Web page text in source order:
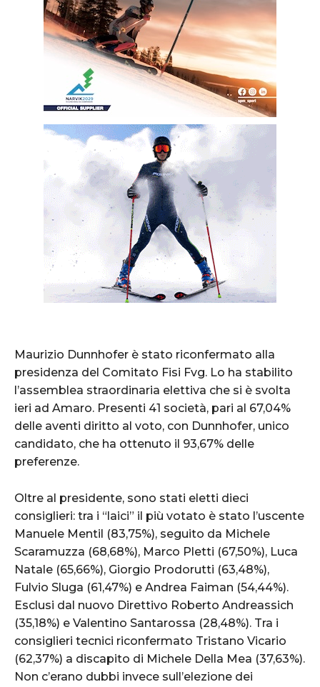
Maurizio Dunnhofer è stato riconfermato alla
presidenza del Comitato Fisi Fvg. Lo ha stabilito
l’assemblea straordinaria elettiva che si è svolta
ieri ad Amaro. Presenti 41 società, pari al 67,04%
delle aventi diritto al voto, con Dunnhofer, unico
candidato, che ha ottenuto il 93,67% delle
preferenze.
Oltre al presidente, sono stati eletti dieci
consiglieri: tra i “laici” il più votato è stato l’uscente
Manuele Mentil (83,75%), seguito da Michele
Scaramuzza (68,68%), Marco Pletti (67,50%), Luca
Natale (65,66%), Giorgio Prodorutti (63,48%),
Fulvio Sluga (61,47%) e Andrea Faiman (54,44%).
Esclusi dal nuovo Direttivo Roberto Andreassich
(35,18%) e Valentino Santarossa (28,48%). Tra i
consiglieri tecnici riconfermato Tristano Vicario
(62,37%) a discapito di Michele Della Mea (37,63%).
Non c’erano dubbi invece sull’elezione dei